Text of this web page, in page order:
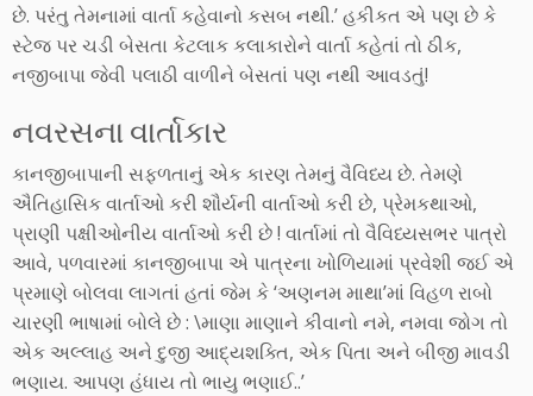
છે. પરંતુ તેમનામાં વાર્તા કહેવાનો કસબ નથી.’ હકીકત એ પણ છે કે
સ્ટેજ પર ચડી બેસતા કેટલાક કલાકારોને વાર્તા કહેતાં તો ઠીક,
નજીબાપા જેવી પલાઠી વાળીને બેસતાં પણ નથી આવડતું!
નવરસના વાર્તાકાર
કાનજીબાપાની સફળતાનું એક કારણ તેમનું વૈવિધ્ય છે. તેમણે
ઐતિહાસિક વાર્તાઓ કરી શૌર્યની વાર્તાઓ કરી છે, પ્રેમકથાઓ,
પ્રાણી પક્ષીઓનીય વાર્તાઓ કરી છે ! વાર્તામાં તો વૈવિધ્યસભર પાત્રો
આવે, પળવારમાં કાનજીબાપા એ પાત્રના ખોળિયામાં પ્રવેશી જઈ એ
પ્રમાણે બોલવા લાગતાં હતાં જેમ કે ‘અણનમ માથા’માં વિહળ રાબો
ચારણી ભાષામાં બોલે છે : \માણા માણાને કીવાનો નમે, નમવા જોગ તો
એક અલ્લાહ અને દુજી આદ્યશક્તિ, એક પિતા અને બીજી માવડી
ભણાય. આપણ હંધાય તો ભાયુ ભણાઈ..’